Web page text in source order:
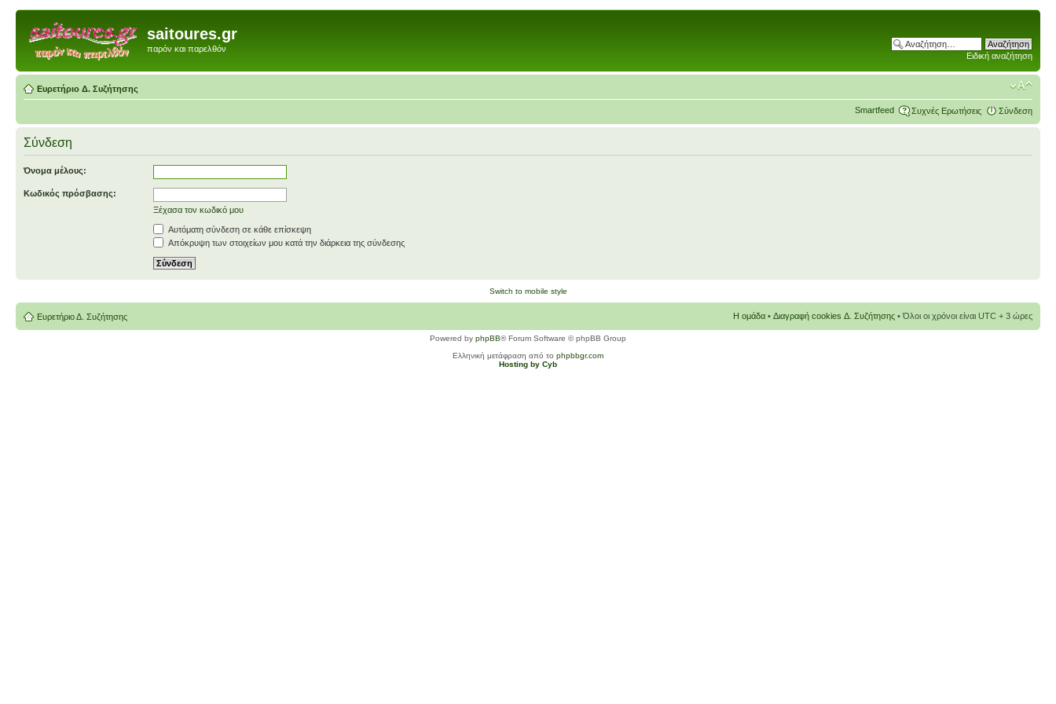
saitoures.gr
παρόν και παρελθόν
Ειδική αναζήτηση
Ευρετήριο Δ. Συζήτησης
Smartfeed Συχνές Ερωτήσεις Σύνδεση
Σύνδεση
Όνομα μέλους:
Κωδικός πρόσβασης:
Ξέχασα τον κωδικό μου
Αυτόματη σύνδεση σε κάθε επίσκεψη
Απόκρυψη των στοιχείων μου κατά την διάρκεια της σύνδεσης
Switch to mobile style
Ευρετήριο Δ. Συζήτησης Η ομάδα • Διαγραφή cookies Δ. Συζήτησης • Όλοι οι χρόνοι είναι UTC + 3 ώρες
Powered by phpBB® Forum Software © phpBB Group
Ελληνική μετάφραση από το phpbbgr.com
Hosting by Cyb